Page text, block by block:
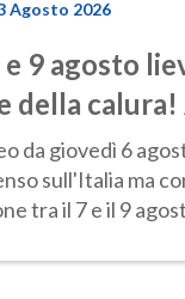
Agosto 2026
9 agosto
della
da giovedì 6
sull'Italia ma
tra il 7 e il 9